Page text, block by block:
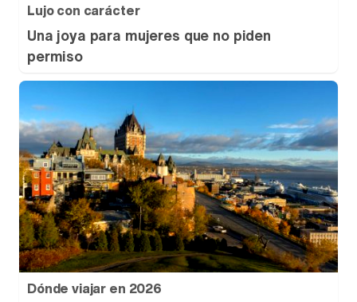
Lujo con carácter
Una joya para mujeres que no piden
permiso
Dónde viajar en 2026